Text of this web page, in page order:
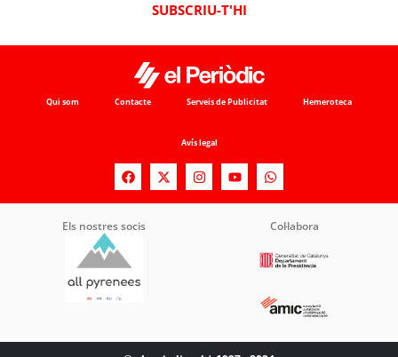
SUBSCRIU-T'HI
Qui som Contacte Serveis de Publicitat Hemeroteca
Avís legal
Els nostres socis Col·labora